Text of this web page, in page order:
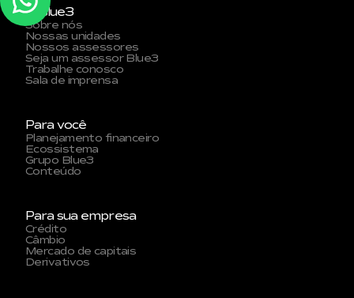
A Blue3
Sobre nós
Nossas unidades
Nossos assessores
Seja um assessor Blue3
Trabalhe conosco
Sala de imprensa
Para você
Planejamento financeiro
Ecossistema
Grupo Blue3
Conteúdo
Para sua empresa
Crédito
Câmbio
Mercado de capitais
Derivativos